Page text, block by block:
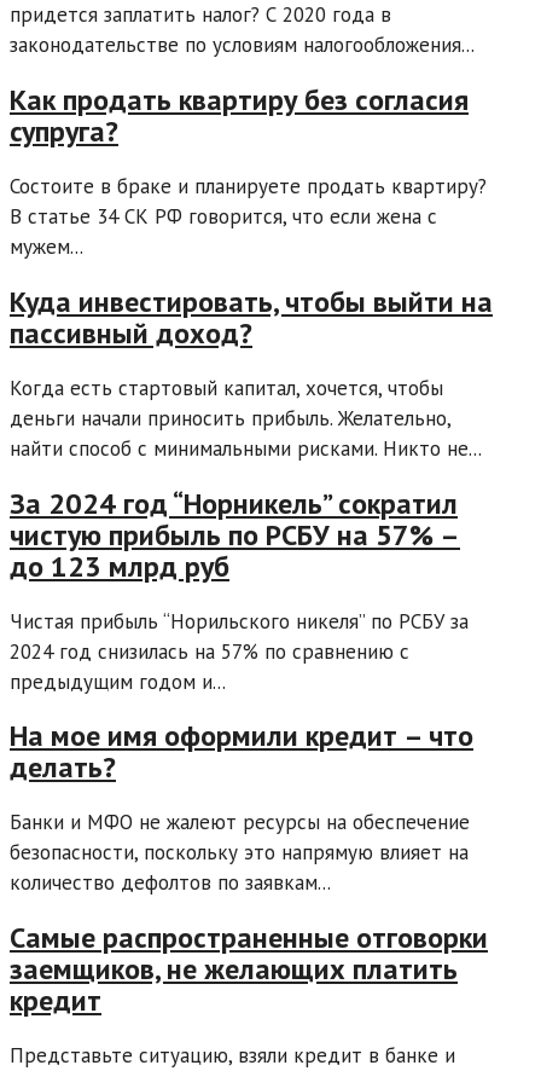
придется заплатить налог? С 2020 года в
законодательстве по условиям налогообложения...
Как продать квартиру без согласия
супруга?
Состоите в браке и планируете продать квартиру?
В статье 34 СК РФ говорится, что если жена с
мужем...
Куда инвестировать, чтобы выйти на
пассивный доход?
Когда есть стартовый капитал, хочется, чтобы
деньги начали приносить прибыль. Желательно,
найти способ с минимальными рисками. Никто не...
За 2024 год “Норникель” сократил
чистую прибыль по РСБУ на 57% –
до 123 млрд руб
Чистая прибыль “Норильского никеля” по РСБУ за
2024 год снизилась на 57% по сравнению с
предыдущим годом и...
На мое имя оформили кредит – что
делать?
Банки и МФО не жалеют ресурсы на обеспечение
безопасности, поскольку это напрямую влияет на
количество дефолтов по заявкам...
Самые распространенные отговорки
заемщиков, не желающих платить
кредит
Представьте ситуацию, взяли кредит в банке и